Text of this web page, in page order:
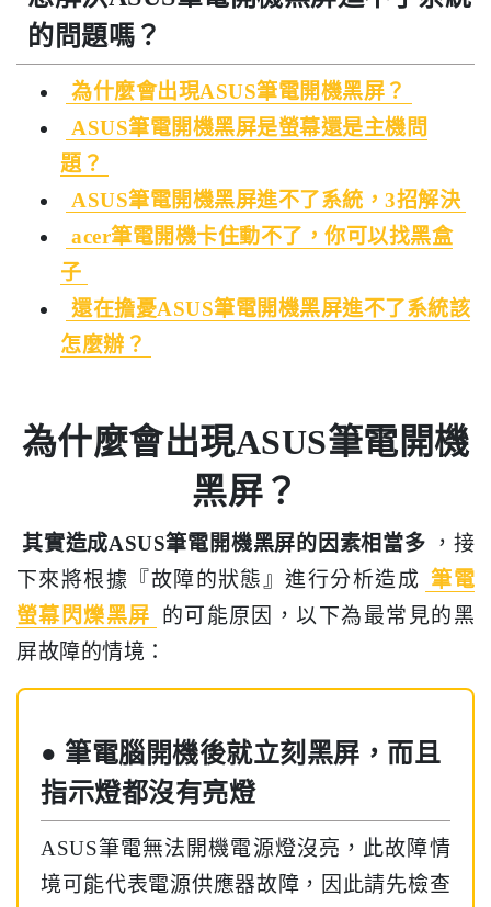
的問題嗎？
為什麼會出現ASUS筆電開機黑屏？
ASUS筆電開機黑屏是螢幕還是主機問
題？
ASUS筆電開機黑屏進不了系統，3招解決
acer筆電開機卡住動不了，你可以找黑盒
子
還在擔憂ASUS筆電開機黑屏進不了系統該
怎麼辦？
為什麼會出現ASUS筆電開機
黑屏？
其實造成ASUS筆電開機黑屏的因素相當多
，接
下來將根據『故障的狀態』進行分析造成 筆電
螢幕閃爍黑屏
的可能原因，以下為最常見的黑
屏故障的情境：
● 筆電腦開機後就立刻黑屏，而且
指示燈都沒有亮燈
ASUS筆電無法開機電源燈沒亮，此故障情
境可能代表電源供應器故障，因此請先檢查